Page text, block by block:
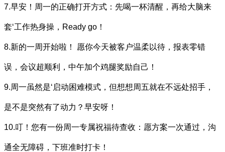
7.早安！周一的正确打开方式：先喝一杯清醒，再给大脑来
套‘工作热身操，Ready go！
8.新的一周开始啦！ 愿你今天被客户温柔以待，报表零错
误，会议超顺利，中午加个鸡腿奖励自己！
9.周一虽然是‘启动困难模式，但想想周五就在不远处招手，
是不是突然有了动力？早安呀！
10.叮！您有一份周一专属祝福待查收：愿方案一次通过，沟
通全无障碍，下班准时打卡！